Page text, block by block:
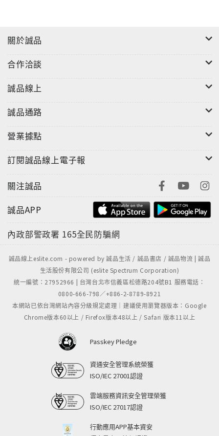
關於誠品
合作洽談
誠品線上
誠品通路
營業據點
訂閱誠品線上電子報
關注誠品
誠品APP
內政部警政署 165全民防騙網
誠品線上eslite.com - powered by 誠品生活 / 誠品書店 / 誠品物流 | 誠品
生活股份有限公司 (eslite Spectrum Corporation)
統一編號：27952966 | 台灣台北市信義區松德路204號B1 服務電話：
0800-666-798／+886-2-8789-8921
本網站已依台灣網站內容分級規定處理｜建議使用瀏覽器版本：Google
Chrome版本60以上 / Firefox版本48以上 / Safari 版本11以上
Passkey Pledge
資通安全管理系統榮獲
ISO/IEC 27001認證
雲端服務資訊安全管理榮獲
ISO/IEC 27017認證
行動應用APP基本資安